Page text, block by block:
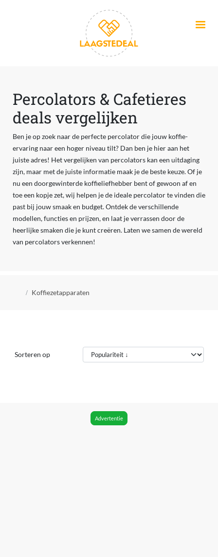
Percolators & Cafetieres
deals vergelijken
Ben je op zoek naar de perfecte percolator die jouw koffie-
ervaring naar een hoger niveau tilt? Dan ben je hier aan het
juiste adres! Het vergelijken van percolators kan een uitdaging
zijn, maar met de juiste informatie maak je de beste keuze. Of je
nu een doorgewinterde koffieliefhebber bent of gewoon af en
toe een kopje zet, wij helpen je de ideale percolator te vinden die
past bij jouw smaak en budget. Ontdek de verschillende
modellen, functies en prijzen, en laat je verrassen door de
heerlijke smaken die je kunt creëren. Laten we samen de wereld
van percolators verkennen!
Kruimelpad
Koffiezetapparaten
Sorteren op
Advertentie